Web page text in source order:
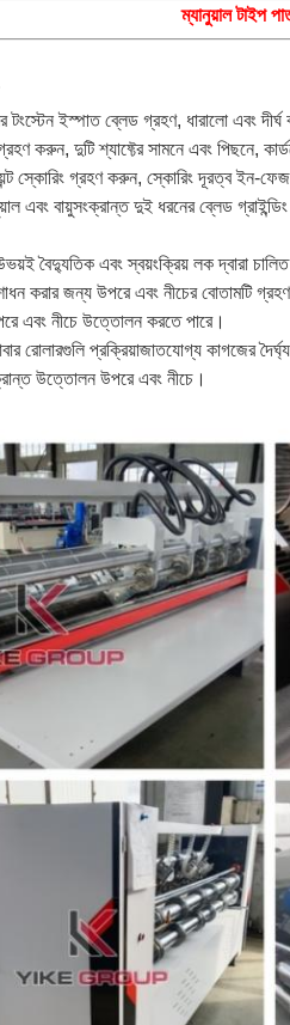
ম্যানুয়াল টাইপ
টংস্টেন ইস্পাত ব্লেড গ্রহণ, ধারালো এবং
করুন, দুটি শ্যাফ্টের সামনে এবং পিছনে,
স্কোরিং গ্রহণ করুন, স্কোরিং দূরত্ব ইন-ফেজ
এবং বায়ুসংক্রান্ত দুই ধরনের ব্লেড
বৈদ্যুতিক এবং স্বয়ংক্রিয় লক দ্বারা
করার জন্য উপরে এবং নীচের বোতামটি
এবং নীচে উত্তোলন করতে পারে।
রোলারগুলি প্রক্রিয়াজাতযোগ্য কাগজের
উত্তোলন উপরে এবং নীচে।